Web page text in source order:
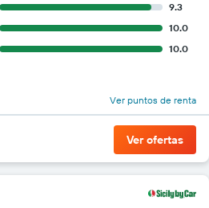
9.3
10.0
10.0
Ver puntos de renta
Ver ofertas